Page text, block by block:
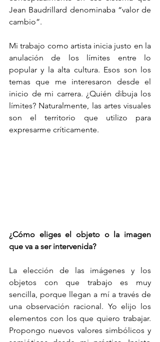
Jean Baudrillard denominaba “valor de
cambio”.
Mi trabajo como artista inicia justo en la
anulación de los límites entre lo
popular y la alta cultura. Esos son los
temas que me interesaron desde el
inicio de mi carrera. ¿Quién dibuja los
límites? Naturalmente, las artes visuales
son el territorio que utilizo para
expresarme críticamente.
¿Cómo eliges el objeto o la imagen
que va a ser intervenida?
La elección de las imágenes y los
objetos con que trabajo es muy
sencilla, porque llegan a mí a través de
una observación racional. Yo elijo los
elementos con los que quiero trabajar.
Propongo nuevos valores simbólicos y